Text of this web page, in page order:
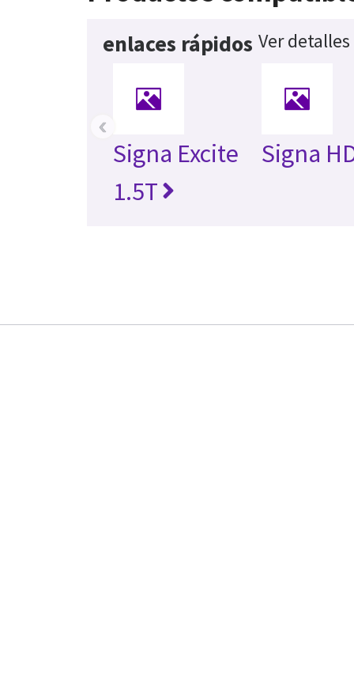
enlaces rápidos Ver
Signa Excite
1.5T
Signa
‹